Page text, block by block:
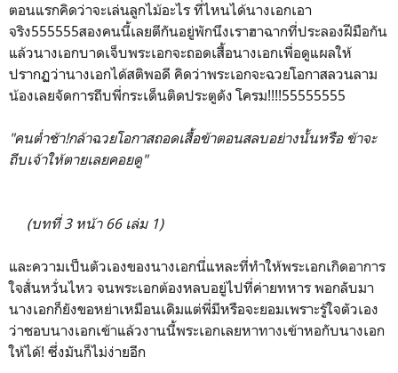
ตอนแรกคิดว่าจะเล่นลูกไม้อะไร ที่ไหนได้นางเอกเอา
จริง555555สองคนนี้เลยตีกันอยู่พักนึงเราฮาฉากที่ประลองฝีมือกัน
แล้วนางเอกบาดเจ็บพระเอกจะถอดเสื้อนางเอกเพื่อดูแผลให้
ปรากฏว่านางเอกได้สติพอดี คิดว่าพระเอกจะฉวยโอกาสลวนลาม
น้องเลยจัดการถีบพี่กระเด็นติดประตูดัง โครม!!!!55555555
"คนต่ำช้า!กล้าฉวยโอกาสถอดเสื้อข้าตอนสลบอย่างนั้นหรือ ข้าจะ
ถีบเจ้าให้ตายเลยคอยดู"
(บทที่ 3 หน้า 66 เล่ม 1)
และความเป็นตัวเองของนางเอกนี่แหละที่ทำให้พระเอกเกิดอาการ
ใจสั่นหวั่นไหว จนพระเอกต้องหลบอยู่ไปที่ค่ายทหาร พอกลับมา
นางเอกก็ยังขอหย่าเหมือนเดิมแต่พี่มีหรือจะยอมเพราะรู้ใจตัวเอง
ว่าชอบนางเอกเข้าแล้วงานนี้พระเอกเลยหาทางเข้าหอกับนางเอก
ให้ได้! ซึ่งมันก็ไม่ง่ายอีก